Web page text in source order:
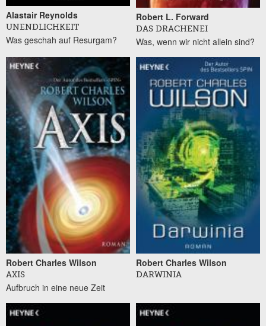
Alastair Reynolds
UNENDLICHKEIT
Was geschah auf Resurgam?
Robert L. Forward
DAS DRACHENEI
Was, wenn wir nicht allein sind?
Robert Charles Wilson
AXIS
Aufbruch in eine neue Zeit
Robert Charles Wilson
DARWINIA